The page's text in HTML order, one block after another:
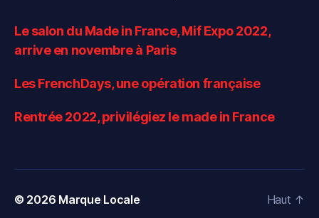
Le salon du Made in France, Mif Expo 2022,
arrive en novembre à Paris
Les FrenchDays, une opération française
Rentrée 2022, privilégiez le made in France
© 2026 Marque Locale Haut ↑